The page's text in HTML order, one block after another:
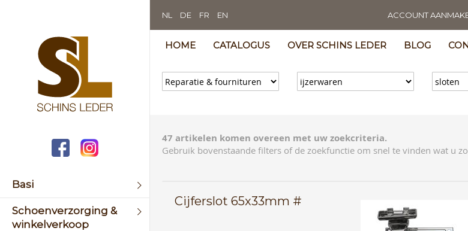
Basi
Schoenverzorging &
winkelverkoop
ACCOUNT
NL DE FR EN
HOME CATALOGUS OVER SCHINS LEDER BLOG
47 artikelen komen overeen met uw zoekcriteria.
Gebruik bovenstaande filters of de zoekfunctie om snel te vinden wat u
Cijferslot 65x33mm #